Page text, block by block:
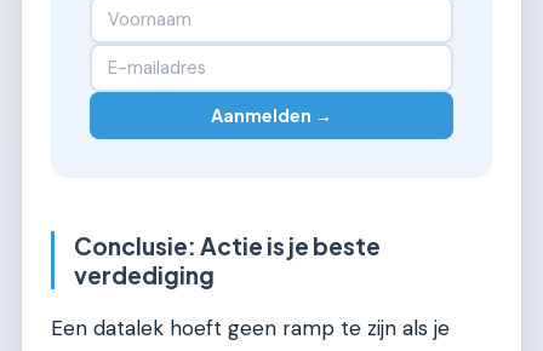
Aanmelden →
Conclusie: Actie is je beste
verdediging
Een datalek hoeft geen ramp te zijn als je